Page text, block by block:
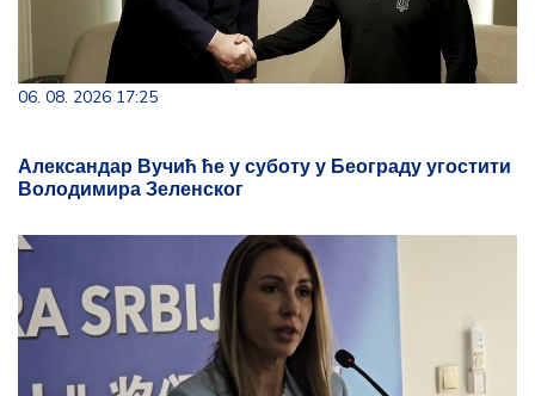
06. 08. 2026 17:25
Александар Вучић ће у суботу у Београду угостити
Володимира Зеленског